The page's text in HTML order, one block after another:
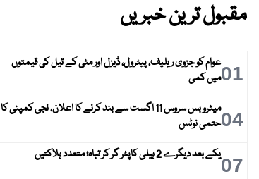
مقبول ترین خبریں
01عوام کو جزوی ریلیف، پیٹرول، ڈیزل اور مٹی کے تیل کی قیمتوں
میں کمی
04
میٹرو بس سروس 11 اگست سے بند کرنے کا اعلان، نجی کمپنی کا
حتمی نوٹس
07یکے بعد دیگرے 2 ہیلی کاپٹر گر کر تباہ؛ متعدد ہلاکتیں